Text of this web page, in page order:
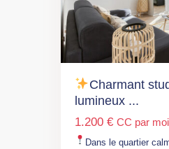
Charmant
lumineux ...
1.200 € CC par
Dans le quartier
Paris
(L14),
M°
Porte
d’Ivry